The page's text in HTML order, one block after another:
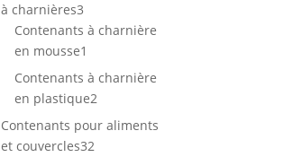
à charnières3
produits
Contenants à charnière
en mousse1
produit
Contenants à charnière
en plastique2
produits
Contenants pour aliments
et couvercles32